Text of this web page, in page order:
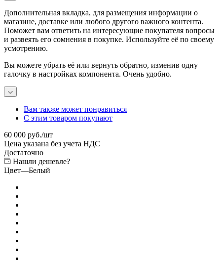
Дополнительная вкладка, для размещения информации о
магазине, доставке или любого другого важного контента.
Поможет вам ответить на интересующие покупателя вопросы
и развеять его сомнения в покупке. Используйте её по своему
усмотрению.
Вы можете убрать её или вернуть обратно, изменив одну
галочку в настройках компонента. Очень удобно.
Вам также может понравиться
С этим товаром покупают
60 000 руб./шт
Цена указана без учета НДС
Достаточно
Нашли дешевле?
Цвет—Белый